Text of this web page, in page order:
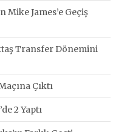
Mike James’e Geçiş
Transfer Dönemini
Çıktı
2 Yaptı